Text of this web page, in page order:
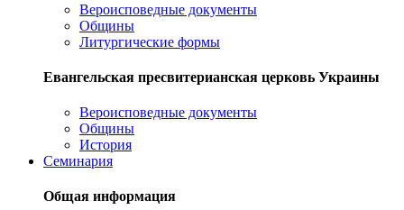
Вероисповедные документы
Общины
Литургические формы
Евангельская пресвитерианская церковь Украины
Вероисповедные документы
Общины
История
Семинария
Общая информация